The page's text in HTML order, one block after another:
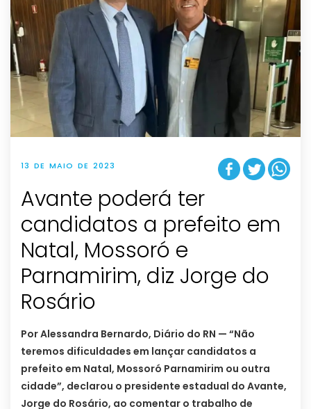
13 DE MAIO DE 2023
Avante poderá ter
candidatos a prefeito em
Natal, Mossoró e
Parnamirim, diz Jorge do
Rosário
Por Alessandra Bernardo, Diário do RN — “Não
teremos dificuldades em lançar candidatos a
prefeito em Natal, Mossoró Parnamirim ou outra
cidade”, declarou o presidente estadual do Avante,
Jorge do Rosário, ao comentar o trabalho de